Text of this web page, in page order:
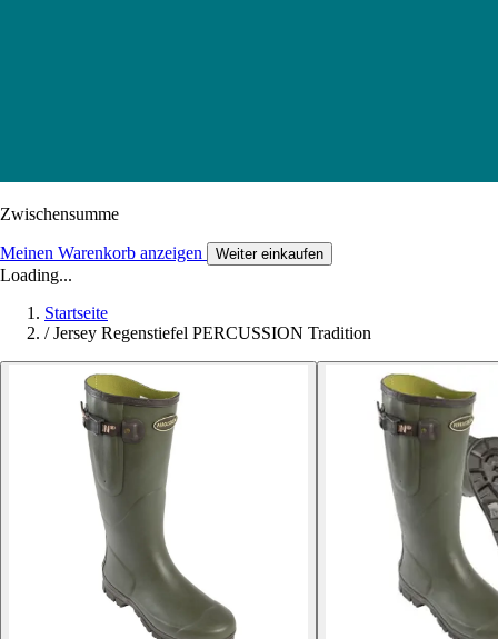
Zwischensumme
Meinen Warenkorb anzeigen Weiter einkaufen
Loading...
Startseite
/ Jersey Regenstiefel PERCUSSION Tradition